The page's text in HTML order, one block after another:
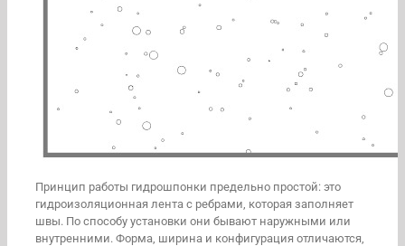
Принцип работы гидрошпонки предельно простой: это
гидроизоляционная лента с ребрами, которая заполняет
швы. По способу установки они бывают наружными или
внутренними. Форма, ширина и конфигурация отличаются,